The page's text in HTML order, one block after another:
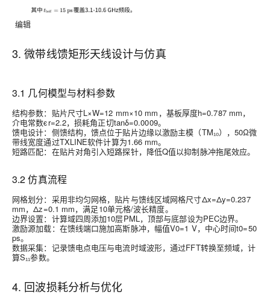
编辑
3. 微带线馈矩形天线设计与仿真
3.1 几何模型与材料参数
结构参数：贴片尺寸L×W=12 mm×10 mm，基板厚度h=0.787 mm，
介电常数ϵr=2.2，损耗角正切tanδ=0.0009。
馈电设计：侧馈结构，馈点位于贴片边缘以激励主模（TM₁₀），50Ω微
带线宽度通过TXLINE软件计算为1.66 mm。
短路匹配：在贴片对角引入短路探针，降低Q值以抑制脉冲拖尾效应。
3.2 仿真流程
网格划分：采用非均匀网格，贴片与馈线区域网格尺寸Δx=Δy=0.237
mm，Δz=0.1 mm，满足10单元格/波长精度。
边界设置：计算域四周添加10层PML，顶部与底部设为PEC边界。
激励源加载：在馈线端口施加高斯脉冲，幅值V0=1 V，中心时间t0=50
ps。
数据采集：记录馈电点电压与电流时域波形，通过FFT转换至频域，计
算S₁₁参数。
4. 回波损耗分析与优化